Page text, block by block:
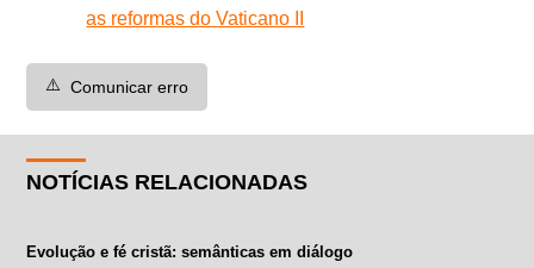
as reformas do Vaticano II
⚠️ Comunicar erro
NOTÍCIAS RELACIONADAS
Evolução e fé cristã: semânticas em diálogo